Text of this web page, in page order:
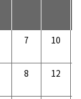
7 10
8 12